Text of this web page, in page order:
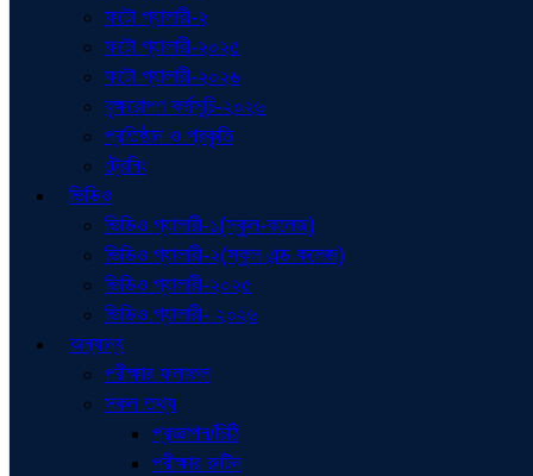
ফটো গ্যালারী-২
ফটো গ্যালারী-২০২৫
ফটো গ্যালারী-২০২৬
বৃক্ষরোপণ কর্মসূচি-২০২৬
প্রতিষ্ঠান ও প্রকৃতি
ট্রেনিং
ভিডিও
ভিডিও গ্যালারী-১(স্কুল-কলেজ)
ভিডিও গ্যালারী-২(স্কুল এন্ড কলেজ)
ভিডিও গ্যালারী-২০২৫
ভিডিও গ্যালারী- ২০২৬
অন্যান্য
পরীক্ষার ফলাফল
সকল তথ্য
প্রজ্ঞাপন/চিঠি
পরীক্ষার রুটিন